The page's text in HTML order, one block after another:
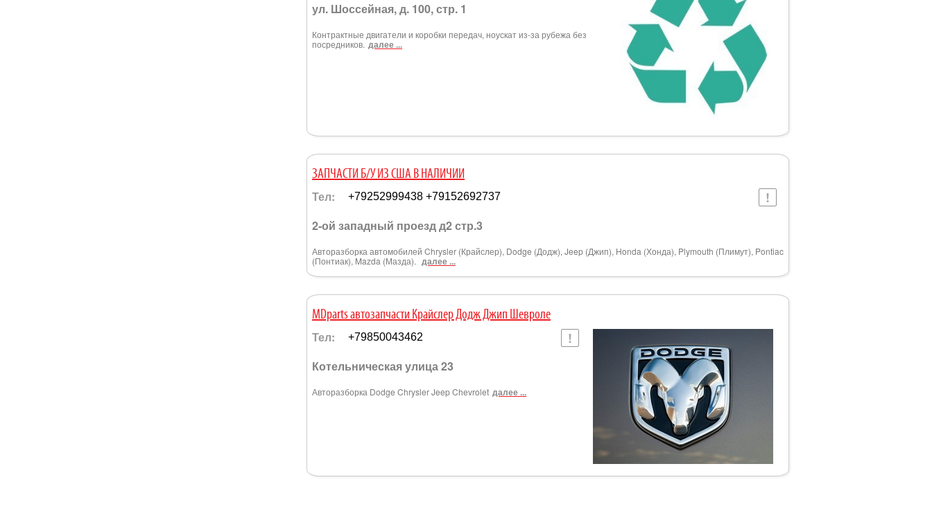
ул. Шоссейная, д. 100, стр. 1
Контрактные двигатели и коробки передач, ноускат из-за рубежа без
посредников. далее ...
ЗАПЧАСТИ Б/У ИЗ США В НАЛИЧИИ
Тел: +79252999438 +79152692737
2-ой западный проезд д2 стр.3
Авторазборка автомобилей Chrysler (Крайслер), Dodge (Додж), Jeep (Джип), Honda (Хонда), Plymouth (Плимут), Pontiac
(Понтиак), Mazda (Мазда). далее ...
MDparts автозапчасти Крайслер Додж Джип Шевроле
Тел: +79850043462
Котельническая улица 23
Авторазборка Dodge Chrysler Jeep Chevrolet далее ...